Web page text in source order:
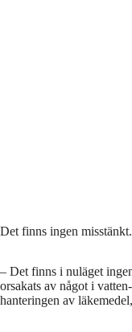
Det finns ingen misstänkt.
– Det finns i nuläget
orsakats av något i
hanteringen av